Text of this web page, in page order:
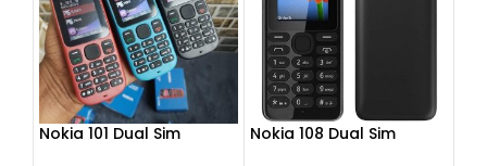
Nokia 101 Dual Sim
Nokia 108 Dual Sim